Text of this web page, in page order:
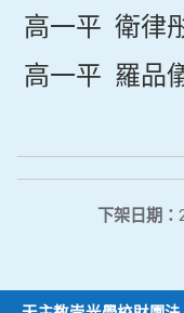
高一平 衛律
高一平 羅品
下架日期：